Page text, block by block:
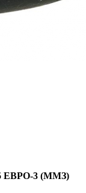
ЕВРО-3 (ММЗ)